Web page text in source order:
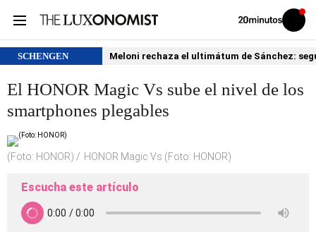
Volver
Iniciar
sesión
SCHENGEN Meloni rechaza el ultimátum de Sánchez:
El HONOR Magic Vs sube el nivel de los
smartphones plegables
(Foto: HONOR) HONOR Magic Vs (Foto: HONOR)
Escucha este artículo